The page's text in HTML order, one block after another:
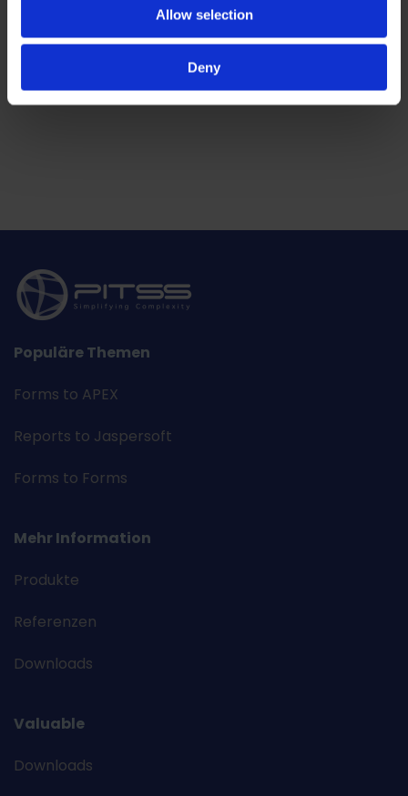
Allow selection
Deny
Populäre Themen
Forms to APEX
Reports to Jaspersoft
Forms to Forms
Mehr Information
Produkte
Referenzen
Downloads
Valuable
Downloads